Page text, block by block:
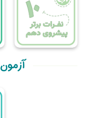
آزمون 10 بهمن (26 دی)